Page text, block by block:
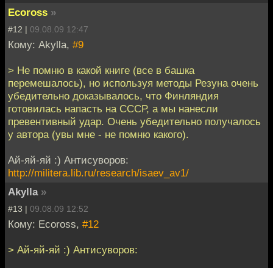
Ecoross »
#12 | 09.08.09 12:47
Кому: Akylla, #9
> Не помню в какой книге (все в башка
перемешалось), но используя методы Резуна очень
убедительно доказывалось, что Финляндия
готовилась напасть на СССР, а мы нанесли
превентивный удар. Очень убедительно получалось
у автора (увы мне - не помню какого).
Ай-яй-яй :) Антисуворов:
http://militera.lib.ru/research/isaev_av1/
Akylla »
#13 | 09.08.09 12:52
Кому: Ecoross, #12
> Ай-яй-яй :) Антисуворов: